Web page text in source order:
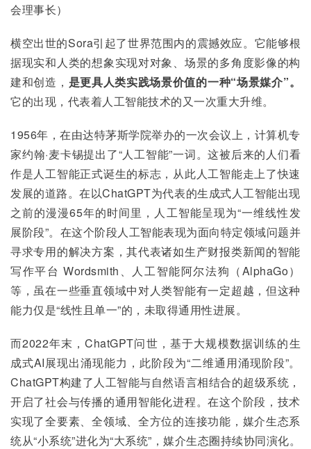
会理事长）
横空出世的Sora引起了世界范围内的震撼效应。它能够根
据现实和人类的想象实现对对象、场景的多角度影像的构
建和创造， 是更具人类实践场景价值的一种“场景媒介”。
它的出现，代表着人工智能技术的又一次重大升维。
1956年，在由达特茅斯学院举办的一次会议上，计算机专
家约翰·麦卡锡提出了“人工智能”一词。这被后来的人们看
作是人工智能正式诞生的标志，从此人工智能走上了快速
发展的道路。在以ChatGPT为代表的生成式人工智能出现
之前的漫漫65年的时间里，人工智能呈现为“一维线性发
展阶段”。在这个阶段人工智能表现为面向特定领域问题并
寻求专用的解决方案，其代表诸如生产财报类新闻的智能
写作平台 Wordsmith、人工智能阿尔法狗（AlphaGo）
等，虽在一些垂直领域中对人类智能有一定超越，但这种
能力仅是“线性且单一”的，未取得通用性进展。
而2022年末，ChatGPT问世，基于大规模数据训练的生
成式AI展现出涌现能力，此阶段为“二维通用涌现阶段”。
ChatGPT构建了人工智能与自然语言相结合的超级系统，
开启了社会与传播的通用智能化进程。在这个阶段，技术
实现了全要素、全领域、全方位的连接功能，媒介生态系
统从“小系统”进化为“大系统”，媒介生态圈持续协同演化。